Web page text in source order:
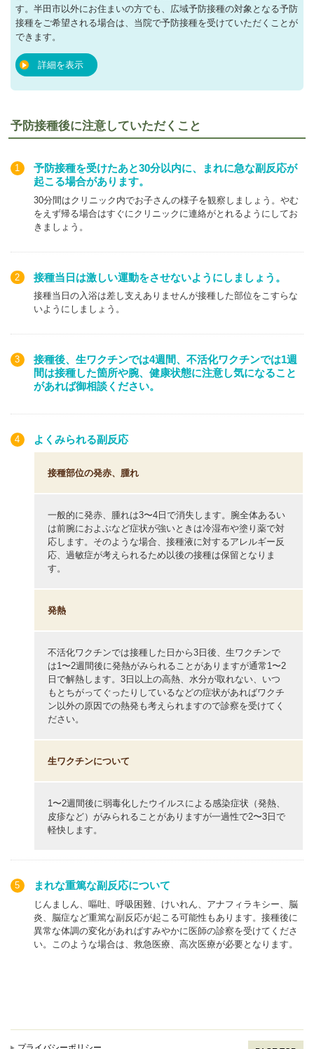
す。半田市以外にお住まいの方でも、広域予防接種の対象となる予防
接種をご希望される場合は、当院で予防接種を受けていただくことが
できます。
詳細を表示
けとしていただいている方
里帰り出産、家庭内暴力等のため、住民登録して
高齢者施設等に入所のため、住民登録している市
町村以外での予防接種を希望される方
その他市町村長が対象者と認めた方
ヒブ
小児用肺炎球菌
不活化ポリオ
BCG
麻しん風しん混合
麻しん
風しん
水痘（水ぼうそう）
高齢者インフルエンザ
高齢者肺炎球菌
在庫確認のため、どの予防接種をご希望される
住民票のある市町村の保険センターにご連絡して
常滑市 0569-34-7000 8:30〜17:15
知多市 0562-54-1300 8:30〜17:15
南知多町 0569-65-0711 8:30〜17:15
予防接種後に注意していただくこと
予防接種を受けたあと30分以内に、まれに急な副反応が
起こる場合があります。
30分間はクリニック内でお子さんの様子を観察しましょう。やむ
をえず帰る場合はすぐにクリニックに連絡がとれるようにしてお
きましょう。
接種当日は激しい運動をさせないようにしましょう。
接種当日の入浴は差し支えありませんが接種した部位をこすらな
いようにしましょう。
接種後、生ワクチンでは4週間、不活化ワクチンでは1週
間は接種した箇所や腕、健康状態に注意し気になること
があれば御相談ください。
よくみられる副反応
接種部位の発赤、腫れ
一般的に発赤、腫れは3〜4日で消失します。腕全体あるい
は前腕におよぶなど症状が強いときは冷湿布や塗り薬で対
応します。そのような場合、接種液に対するアレルギー反
応、過敏症が考えられるため以後の接種は保留となりま
す。
発熱
不活化ワクチンでは接種した日から3日後、生ワクチンで
は1〜2週間後に発熱がみられることがありますが通常1〜2
日で解熱します。3日以上の高熱、水分が取れない、いつ
もとちがってぐったりしているなどの症状があればワクチ
ン以外の原因での熱発も考えられますので診察を受けてく
ださい。
生ワクチンについて
1〜2週間後に弱毒化したウイルスによる感染症状（発熱、
皮疹など）がみられることがありますが一過性で2〜3日で
軽快します。
まれな重篤な副反応について
じんましん、嘔吐、呼吸困難、けいれん、アナフィラキシー、脳
炎、脳症など重篤な副反応が起こる可能性もあります。接種後に
異常な体調の変化があればすみやかに医師の診察を受けてくださ
い。このような場合は、救急医療、高次医療が必要となります。